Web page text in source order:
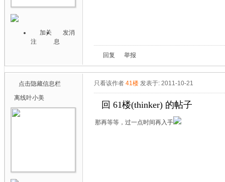
加关
注
发消
息
回复 举报
点击隐藏信息栏
离线叶小美
只看该作者 41楼 发表于: 2011-10-21
回 61楼(thinker) 的帖子
那再等等，过一点时间再入手